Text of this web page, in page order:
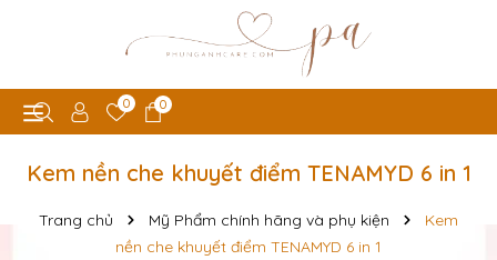
0 0
Kem nền che khuyết điểm TENAMYD 6 in 1
Trang chủ Mỹ Phẩm chính hãng và phụ kiện
Kem
nền che khuyết điểm TENAMYD 6 in 1